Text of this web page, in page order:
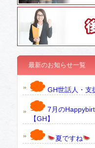
最新のお知らせ一覧
GH世話人・支
7月の
【GH】
夏ですね